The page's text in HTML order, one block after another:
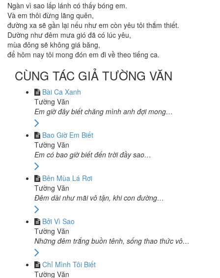
Ngàn vì sao lấp lánh có thấy bóng em.
Và em thôi đừng lãng quên,
đường xa sẽ gần lại nếu như em còn yêu tôi thắm thiết.
Dường như đêm mưa gió đã có lúc yêu,
mùa đông sẽ không giá băng,
để hôm nay tôi mong đón em đi về theo tiếng ca.
CÙNG TÁC GIẢ TƯỜNG VĂN
Bài Ca Xanh
Tường Văn
Em giờ đây biết chăng mình anh đợi mong…
Bao Giờ Em Biết
Tường Văn
Em có bao giờ biết đến trời đầy sao…
Bên Mùa Lá Rơi
Tường Văn
Đêm dài như mãi vô tận, khi con đường…
Bởi Vì Sao
Tường Văn
Những đêm trắng buồn tênh, sống thao thức vô…
Chỉ Mình Tôi Biết
Tường Văn